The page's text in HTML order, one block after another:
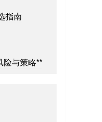
指南
险与策略**